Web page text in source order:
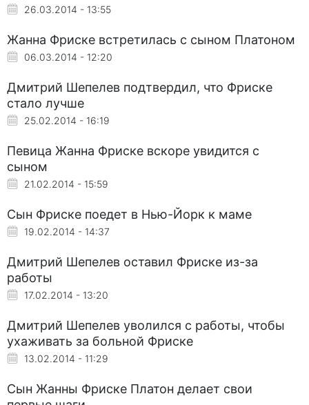
26.03.2014 - 13:55
Жанна Фриске встретилась с сыном Платоном
06.03.2014 - 12:20
Дмитрий Шепелев подтвердил, что Фриске
стало лучше
25.02.2014 - 16:19
Певица Жанна Фриске вскоре увидится с
сыном
21.02.2014 - 15:59
Сын Фриске поедет в Нью-Йорк к маме
19.02.2014 - 14:37
Дмитрий Шепелев оставил Фриске из-за
работы
17.02.2014 - 13:20
Дмитрий Шепелев уволился с работы, чтобы
ухаживать за больной Фриске
13.02.2014 - 11:29
Сын Жанны Фриске Платон делает свои